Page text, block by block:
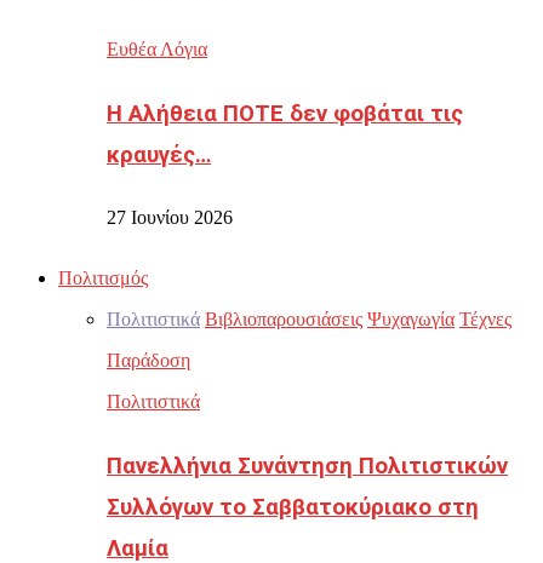
Ευθέα Λόγια
Η Αλήθεια ΠΟΤΕ δεν φοβάται τις
κραυγές…
27 Ιουνίου 2026
Πολιτισμός
Πολιτιστικά Βιβλιοπαρουσιάσεις Ψυχαγωγία Τέχνες
Παράδοση
Πολιτιστικά
Πανελλήνια Συνάντηση Πολιτιστικών
Συλλόγων το Σαββατοκύριακο στη
Λαμία